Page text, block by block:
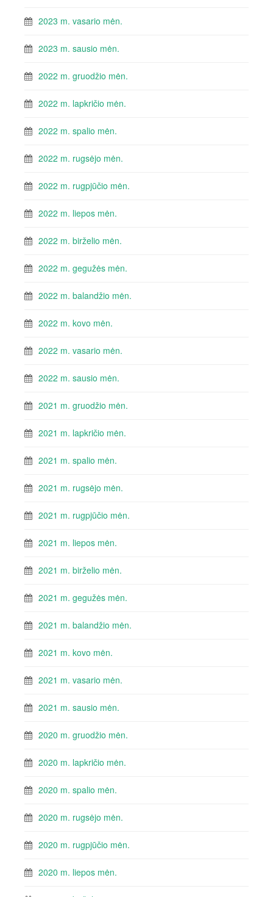
2023 m. vasario mėn.
2023 m. sausio mėn.
2022 m. gruodžio mėn.
2022 m. lapkričio mėn.
2022 m. spalio mėn.
2022 m. rugsėjo mėn.
2022 m. rugpjūčio mėn.
2022 m. liepos mėn.
2022 m. birželio mėn.
2022 m. gegužės mėn.
2022 m. balandžio mėn.
2022 m. kovo mėn.
2022 m. vasario mėn.
2022 m. sausio mėn.
2021 m. gruodžio mėn.
2021 m. lapkričio mėn.
2021 m. spalio mėn.
2021 m. rugsėjo mėn.
2021 m. rugpjūčio mėn.
2021 m. liepos mėn.
2021 m. birželio mėn.
2021 m. gegužės mėn.
2021 m. balandžio mėn.
2021 m. kovo mėn.
2021 m. vasario mėn.
2021 m. sausio mėn.
2020 m. gruodžio mėn.
2020 m. lapkričio mėn.
2020 m. spalio mėn.
2020 m. rugsėjo mėn.
2020 m. rugpjūčio mėn.
2020 m. liepos mėn.